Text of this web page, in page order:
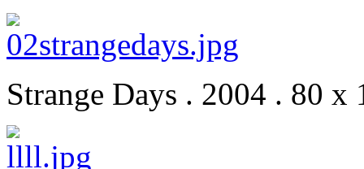
Strange Days . 2004 . 80